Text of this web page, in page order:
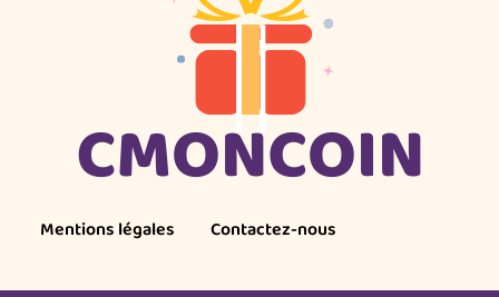
Mentions légales Contactez-nous